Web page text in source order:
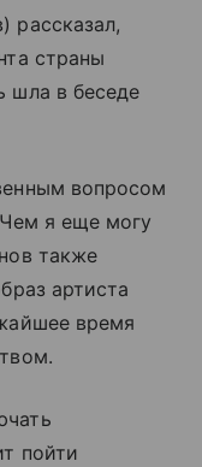
рассказал,
страны
шла в беседе
вопросом
я еще могу
также
артиста
время
пойти